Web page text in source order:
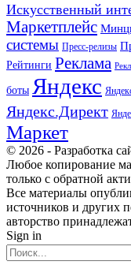
Искусственный
Маркетплейс
системы Пресс-релизы
Рейтинги Реклама
боты Яндекс
Яндекс.Директ
Маркет
© 2026 - Разработка
Любое копирование
только с обратной
Все материалы
источников и других
авторство
Sign in